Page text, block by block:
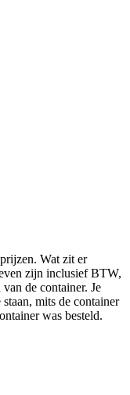
Wat zit er
zijn inclusief BTW,
de container. Je
mits de container
was besteld.